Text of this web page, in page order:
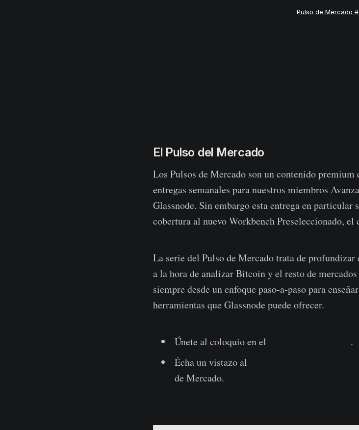
Pulso de Mercado
El Pulso del Mercado
Los Pulsos de Mercado son un contenido premium
entregas semanales para nuestros miembros
Glassnode. Sin embargo esta entrega en particular
cobertura al nuevo Workbench Preseleccionado,
La serie del Pulso de Mercado trata de
a la hora de analizar Bitcoin y el resto de
siempre desde un enfoque paso-a-paso para
herramientas que Glassnode puede ofrecer.
Únete al coloquio en el
.
Écha un vistazo al
de Mercado.